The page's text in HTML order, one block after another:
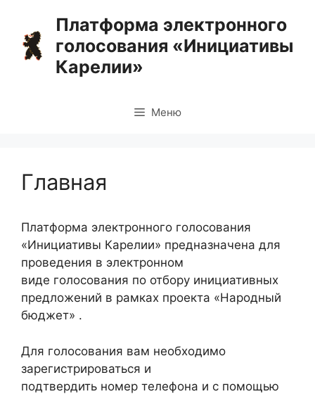
содержимому
Платформа электронного
голосования «Инициативы
Карелии»
Меню
Главная
Платформа электронного голосования
«Инициативы Карелии» предназначена для
проведения в электронном
виде голосования по отбору инициативных
предложений в рамках проекта «Народный
бюджет» .
Для голосования вам необходимо
зарегистрироваться и
подтвердить номер телефона и с помощью